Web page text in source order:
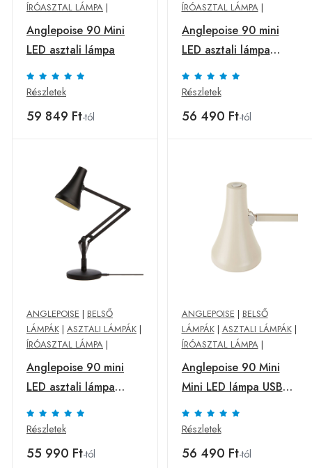
ÍRÓASZTAL LÁMPA |
Anglepoise 90 Mini
LED asztali lámpa
Részletek
59 849 Ft-tól
ÍRÓASZTAL LÁMPA|
Anglepoise 90 mini
LED asztali lámpa
bogyóvörös
Részletek
56 490 Ft-tól
ANGLEPOISE | BELSŐ
LÁMPÁK | ASZTALI LÁMPÁK |
ÍRÓASZTAL LÁMPA |
Anglepoise 90 mini
LED asztali lámpa
fekete
Részletek
55 990 Ft-tól
ANGLEPOISE | BELSŐ
LÁMPÁK| ASZTALI LÁMPÁK|
ÍRÓASZTAL LÁMPA|
Anglepoise 90 Mini
Mini LED lámpa USB
kábel bézs
Részletek
56 490 Ft-tól